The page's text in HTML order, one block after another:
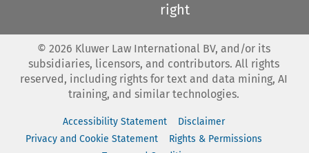
right
© 2026 Kluwer Law International BV, and/or its
subsidiaries, licensors, and contributors. All rights
reserved, including rights for text and data mining, AI
training, and similar technologies.
Accessibility Statement
Disclaimer
Privacy and Cookie Statement
Rights & Permissions